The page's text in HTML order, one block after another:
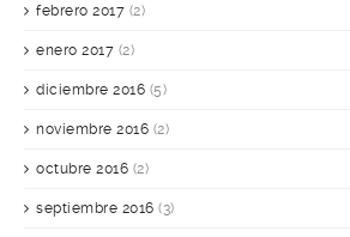
febrero 2017 (2)
enero 2017 (2)
diciembre 2016 (5)
noviembre 2016 (2)
octubre 2016 (2)
septiembre 2016 (3)